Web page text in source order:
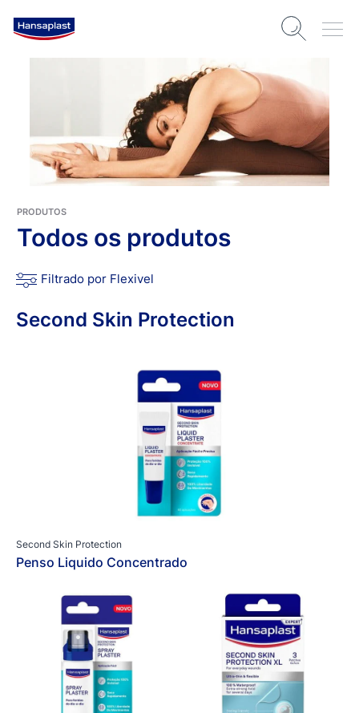
PRODUTOS
Todos os produtos
Filtrado por Flexivel
Second Skin Protection
Second Skin Protection
Penso Liquido Concentrado